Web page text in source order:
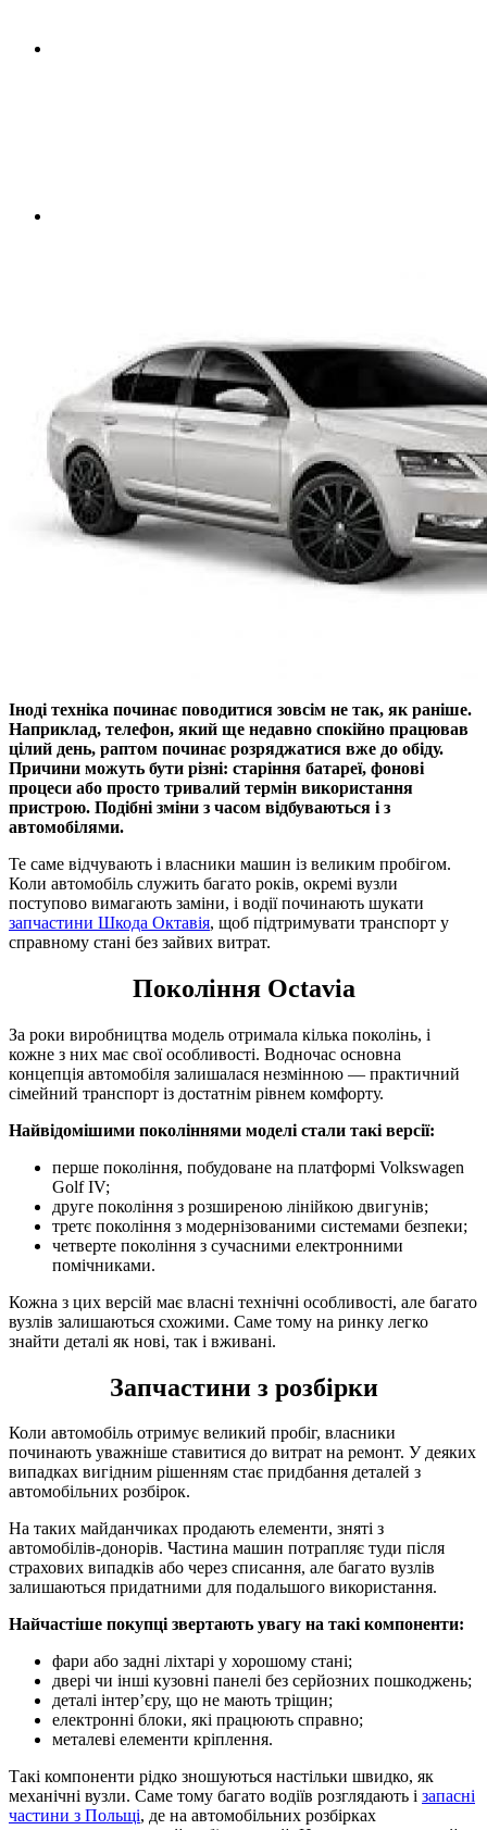
Іноді техніка починає поводитися зовсім не так, як раніше.
Наприклад, телефон, який ще недавно спокійно працював
цілий день, раптом починає розряджатися вже до обіду.
Причини можуть бути різні: старіння батареї, фонові
процеси або просто тривалий термін використання
пристрою. Подібні зміни з часом відбуваються і з
автомобілями.
Те саме відчувають і власники машин із великим пробігом.
Коли автомобіль служить багато років, окремі вузли
поступово вимагають заміни, і водії починають шукати
запчастини Шкода Октавія, щоб підтримувати транспорт у
справному стані без зайвих витрат.
Покоління Octavia
За роки виробництва модель отримала кілька поколінь, і
кожне з них має свої особливості. Водночас основна
концепція автомобіля залишалася незмінною — практичний
сімейний транспорт із достатнім рівнем комфорту.
Найвідомішими поколіннями моделі стали такі версії:
перше покоління, побудоване на платформі Volkswagen
Golf IV;
друге покоління з розширеною лінійкою двигунів;
третє покоління з модернізованими системами безпеки;
четверте покоління з сучасними електронними
помічниками.
Кожна з цих версій має власні технічні особливості, але багато
вузлів залишаються схожими. Саме тому на ринку легко
знайти деталі як нові, так і вживані.
Запчастини з розбірки
Коли автомобіль отримує великий пробіг, власники
починають уважніше ставитися до витрат на ремонт. У деяких
випадках вигідним рішенням стає придбання деталей з
автомобільних розбірок.
На таких майданчиках продають елементи, зняті з
автомобілів-донорів. Частина машин потрапляє туди після
страхових випадків або через списання, але багато вузлів
залишаються придатними для подальшого використання.
Найчастіше покупці звертають увагу на такі компоненти:
фари або задні ліхтарі у хорошому стані;
двері чи інші кузовні панелі без серйозних пошкоджень;
деталі інтер’єру, що не мають тріщин;
електронні блоки, які працюють справно;
металеві елементи кріплення.
Такі компоненти рідко зношуються настільки швидко, як
механічні вузли. Саме тому багато водіїв розглядають і запасні
частини з Польщі, де на автомобільних розбірках